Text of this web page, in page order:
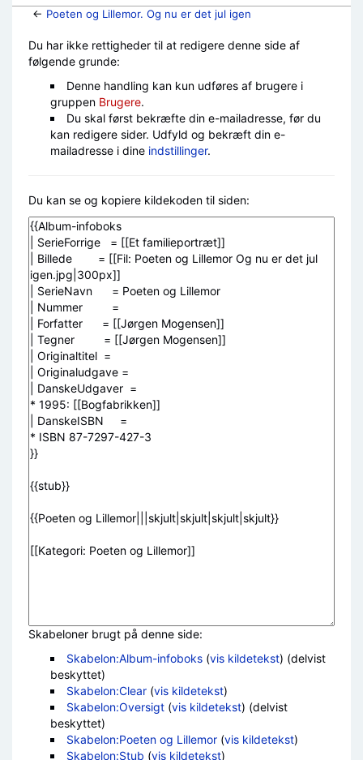
← Poeten og Lillemor. Og nu er det jul igen
Du har ikke rettigheder til at redigere denne side af
følgende grunde:
Denne handling kan kun udføres af brugere i
gruppen Brugere.
Du skal først bekræfte din e-mailadresse, før du
kan redigere sider. Udfyld og bekræft din e-
mailadresse i dine indstillinger.
Du kan se og kopiere kildekoden til siden:
Skabeloner brugt på denne side:
Skabelon:Album-infoboks(vis kildetekst) (delvist
beskyttet)
Skabelon:Clear(vis kildetekst)
Skabelon:Oversigt(vis kildetekst) (delvist
beskyttet)
Skabelon:Poeten og Lillemor(vis kildetekst)
Skabelon:Stub (vis kildetekst)